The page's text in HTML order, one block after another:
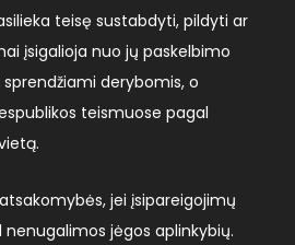
teisę sustabdyti, pildyti ar
įsigalioja nuo jų paskelbimo
derybomis, o
teismuose pagal
jei įsipareigojimų
jėgos aplinkybių.